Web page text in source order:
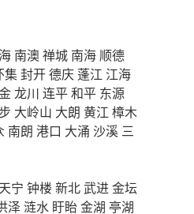
南澳禅城 南海 顺德
集封开德庆 蓬江 江海
龙川 连平和平 东源
大岭山 大朗 黄江 樟木
南朗 港口 大涌 沙溪 三
天宁 钟楼 新北武进金坛
泽 涟水 盱眙金湖 亭湖